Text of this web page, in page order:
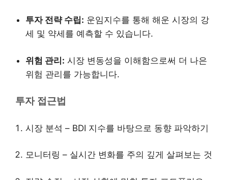
투자 전략 수립: 운임지수를 통해 해운 시장의 강
세 및 약세를 예측할 수 있습니다.
위험 관리: 시장 변동성을 이해함으로써 더 나은
위험 관리를 가능합니다.
투자 접근법
시장 분석 – BDI 지수를 바탕으로 동향 파악하기
모니터링 – 실시간 변화를 주의 깊게 살펴보는 것